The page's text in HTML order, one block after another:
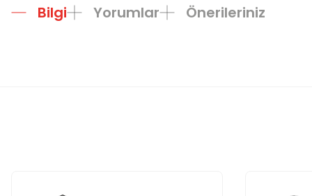
Bilgi Yorumlar Önerileriniz